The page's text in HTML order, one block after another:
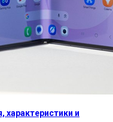
характеристики и